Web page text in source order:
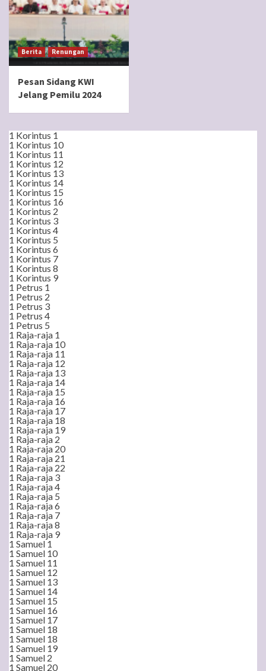
Berita Renungan
Pesan Sidang KWI
Jelang Pemilu 2024
1 Korintus 1
1 Korintus 10
1 Korintus 11
1 Korintus 12
1 Korintus 13
1 Korintus 14
1 Korintus 15
1 Korintus 16
1 Korintus 2
1 Korintus 3
1 Korintus 4
1 Korintus 5
1 Korintus 6
1 Korintus 7
1 Korintus 8
1 Korintus 9
1 Petrus 1
1 Petrus 2
1 Petrus 3
1 Petrus 4
1 Petrus 5
1 Raja-raja 1
1 Raja-raja 10
1 Raja-raja 11
1 Raja-raja 12
1 Raja-raja 13
1 Raja-raja 14
1 Raja-raja 15
1 Raja-raja 16
1 Raja-raja 17
1 Raja-raja 18
1 Raja-raja 19
1 Raja-raja 2
1 Raja-raja 20
1 Raja-raja 21
1 Raja-raja 22
1 Raja-raja 3
1 Raja-raja 4
1 Raja-raja 5
1 Raja-raja 6
1 Raja-raja 7
1 Raja-raja 8
1 Raja-raja 9
1 Samuel 1
1 Samuel 10
1 Samuel 11
1 Samuel 12
1 Samuel 13
1 Samuel 14
1 Samuel 15
1 Samuel 16
1 Samuel 17
1 Samuel 18
1 Samuel 18
1 Samuel 19
1 Samuel 2
1 Samuel 20